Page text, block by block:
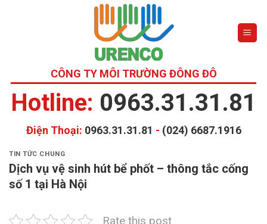
CÔNG TY MÔI TRƯỜNG ĐÔNG ĐÔ
Hotline: 0963.31.31.81
Điện Thoại: 0963.31.31.81 - (024) 6687.1916
TIN TỨC CHUNG
Dịch vụ vệ sinh hút bể phốt – thông tắc cống
số 1 tại Hà Nội
Rate this post